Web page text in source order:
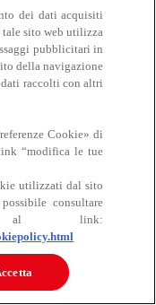
Carne
dei dati acquisiti
sito web utilizza
pubblicitari in
della navigazione
raccolti con altri
Cookie» di
“modifica le tue
utilizzati dal sito
consultare
al link: